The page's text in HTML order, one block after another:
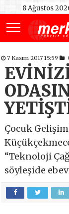
8 Ağustos
7 Kasım 2017 15:59
Çocuk
“Teknoloji
söyleşide